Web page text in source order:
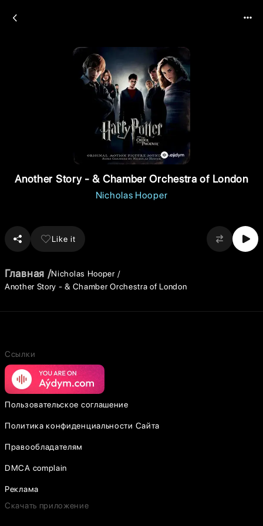
Another Story - & Chamber Orchestra of London
Nicholas Hooper
Like it
Главная
Nicholas Hooper
Another Story - & Chamber Orchestra of London
Ссылки
Пользовательское соглашение
Политика конфиденциальности Сайта
Правообладателям
DMCA complain
Реклама
Скачать приложение